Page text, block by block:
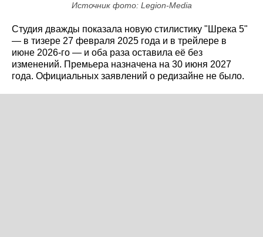
Источник фото: Legion-Media
Студия дважды показала новую стилистику "Шрека 5"
— в тизере 27 февраля 2025 года и в трейлере в
июне 2026-го — и оба раза оставила её без
изменений. Премьера назначена на 30 июня 2027
года. Официальных заявлений о редизайне не было.